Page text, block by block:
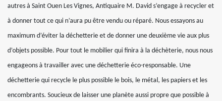
autres à Saint Ouen Les Vignes, Antiquaire M. David s’engage à recycler et
à donner tout ce qui n’aura pu être vendu ou réparé. Nous essayons au
maximum d’éviter la déchetterie et de donner une deuxième vie aux plus
d’objets possible. Pour tout le mobilier qui finira à la déchèterie, nous nous
engageons à travailler avec une déchetterie éco-responsable. Une
déchetterie qui recycle le plus possible le bois, le métal, les papiers et les
encombrants. Soucieux de laisser une planète aussi propre que possible à